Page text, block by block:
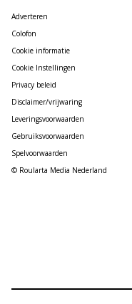
Adverteren
Colofon
Cookie informatie
Cookie Instellingen
Privacy beleid
Disclaimer/vrijwaring
Leveringsvoorwaarden
Gebruiksvoorwaarden
Spelvoorwaarden
© Roularta Media Nederland